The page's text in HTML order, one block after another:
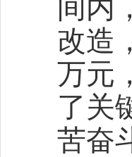
间内
改造
万元
了关
苦奋